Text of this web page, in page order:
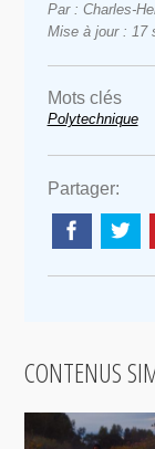
Par : Charles-
Mise à jour : 17
Mots clés
Polytechnique
Partager:
CONTENUS